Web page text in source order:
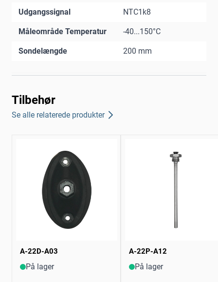
Udgangssignal NTC1k8
Måleområde Temperatur -40...150°C
Sondelængde 200 mm
Tilbehør
Se alle relaterede produkter
A-22D-A03
På lager
A-22P-A12
På lager